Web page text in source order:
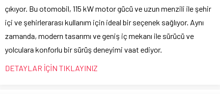
çıkıyor. Bu otomobil, 115 kW motor gücü ve uzun menzili ile şehir
içi ve şehirlerarası kullanım için ideal bir seçenek sağlıyor. Aynı
zamanda, modern tasarımı ve geniş iç mekanı ile sürücü ve
yolculara konforlu bir sürüş deneyimi vaat ediyor.
DETAYLAR İÇİN TIKLAYINIZ